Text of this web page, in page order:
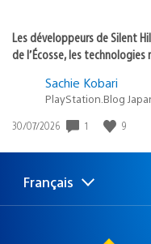
Les développeurs de Silent
de l’Écosse, les
Sachie Kobari
PlayStation.Blog
Date
publication
30/07/2026 1 9
Choisir
Région
Français